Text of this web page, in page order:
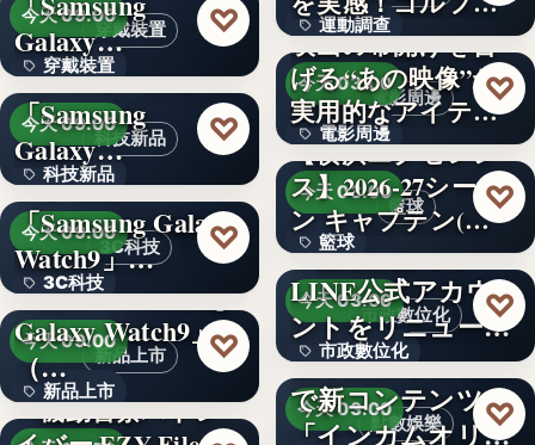
文字
穿戴裝置
今天 09:00
穿戴裝置
文字
Galaxy…
♡
科技新品
今天 09:00
科技新品
文字
＜ソフトバンク＞
「Samsung
Galaxy…
♡
3C科技
今天 09:00
3C科技
文字
＜ドコモ＞
「Samsung Galaxy
Watch9」…
♡
新品上市
今天 09:00
新品上市
＜au＞「Samsung
Galaxy Watch9」
（…
♡
『機動警察パトレ
運動調查
34%
始め…
電影周邊
今天 03:00
電影周邊
75
映画の幕開けを告
げる“あの映像”が
実用的なアイテム
に！「…
♡
籃球
今天 03:00
籃球
3
【横浜エクセレン
ス】2026-27シーズ
ン キャプテン(…
♡
市政數位化
今天 03:00
市政數位化
文字
千葉県茂原市が
LINE公式アカウ
ントをリニューア
ル！プレ…
♡
點數娛樂
今天 03:00
ポイントインカム
で新コンテンツ
「インカムオリ
♡